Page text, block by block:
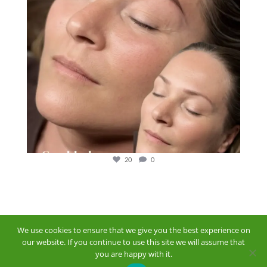
20 0
We use cookies to ensure that we give you the best experience on
our website. If you continue to use this site we will assume that
you are happy with it.